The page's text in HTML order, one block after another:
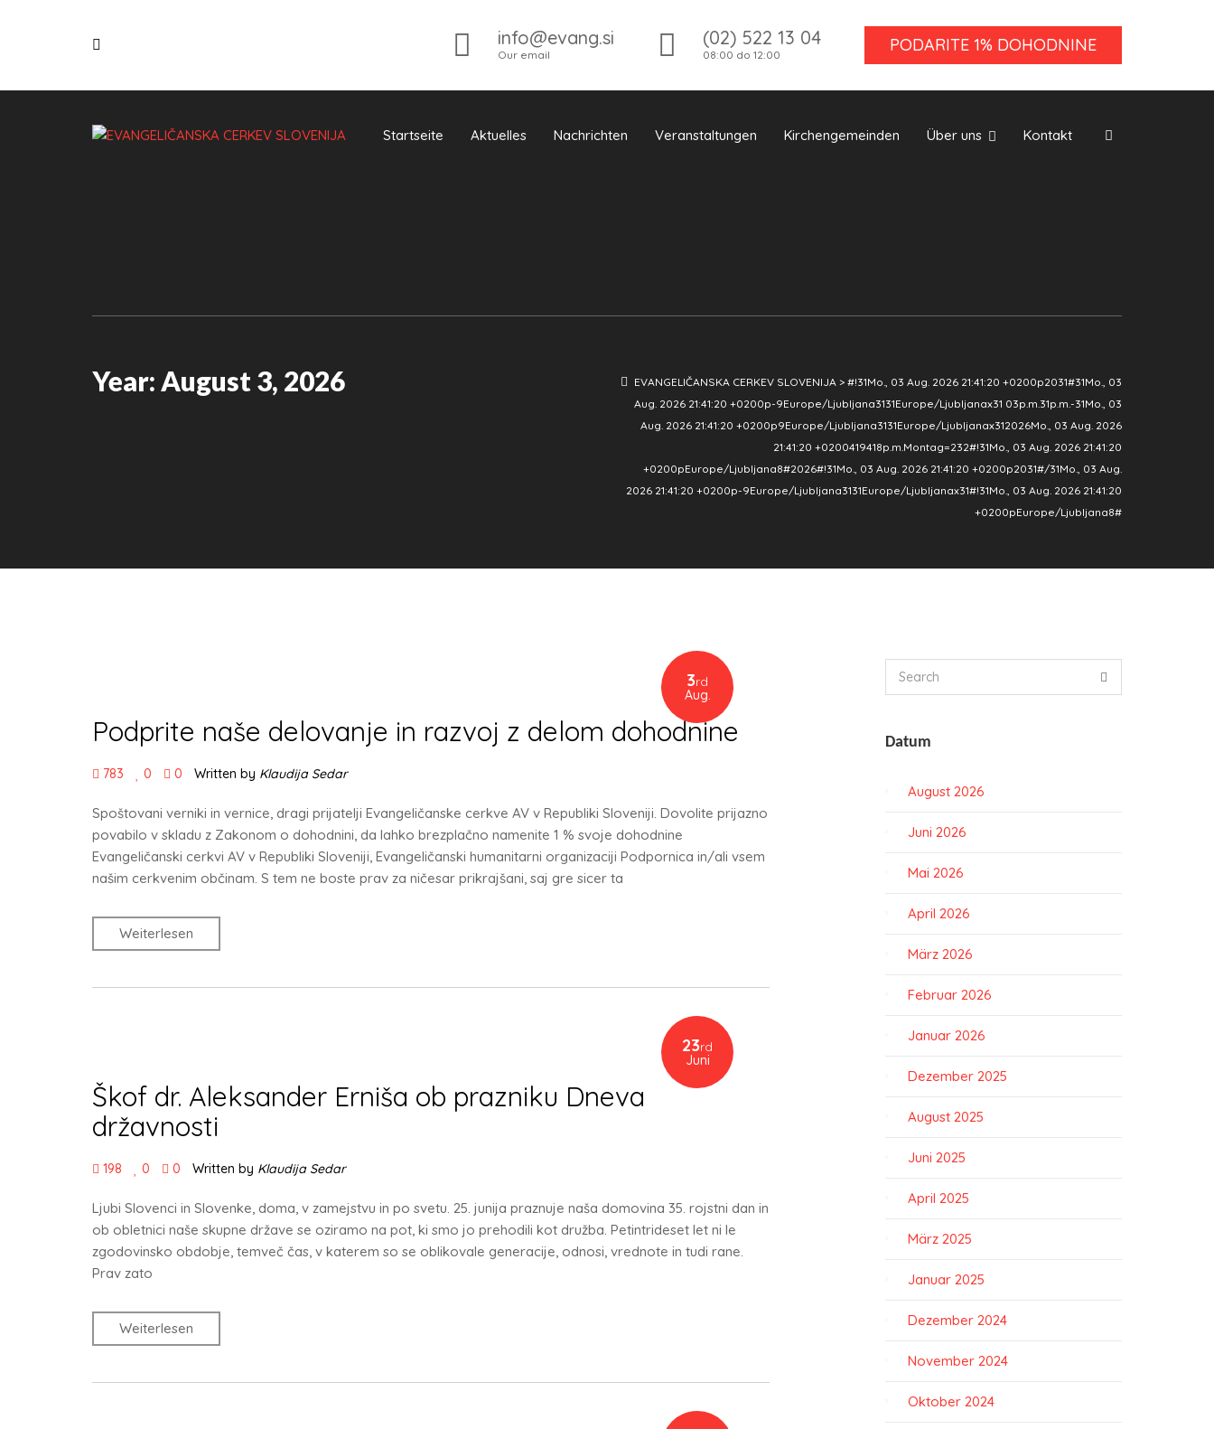
info@evang.si
Our email
(02) 522 13 04
08:00 do 12:00 PODARITE 1% DOHODNINE
Startseite Aktuelles Nachrichten Veranstaltungen Kirchengemeinden Über uns Kontakt
Year: August 3, 2026 EVANGELIČANSKA CERKEV SLOVENIJA > #!31Mo., 03 Aug. 2026 21:41:20 +0200p2031#31Mo., 03
Aug. 2026 21:41:20 +0200p-9Europe/Ljubljana3131Europe/Ljubljanax31 03p.m.31p.m.-31Mo., 03
Aug. 2026 21:41:20 +0200p9Europe/Ljubljana3131Europe/Ljubljanax312026Mo., 03 Aug. 2026
21:41:20 +0200419418p.m.Montag=232#!31Mo., 03 Aug. 2026 21:41:20
+0200pEurope/Ljubljana8#2026#!31Mo., 03 Aug. 2026 21:41:20 +0200p2031#/31Mo., 03 Aug.
2026 21:41:20 +0200p-9Europe/Ljubljana3131Europe/Ljubljanax31#!31Mo., 03 Aug. 2026 21:41:20
+0200pEurope/Ljubljana8#
3rd
Aug.
Podprite naše delovanje in razvoj z delom dohodnine
783 0 0 Written by Klaudija Sedar
Spoštovani verniki in vernice, dragi prijatelji Evangeličanske cerkve AV v Republiki Sloveniji. Dovolite prijazno
povabilo v skladu z Zakonom o dohodnini, da lahko brezplačno namenite 1 % svoje dohodnine
Evangeličanski cerkvi AV v Republiki Sloveniji, Evangeličanski humanitarni organizaciji Podpornica in/ali vsem
našim cerkvenim občinam. S tem ne boste prav za ničesar prikrajšani, saj gre sicer ta
Weiterlesen
23rd
Juni
Škof dr. Aleksander Erniša ob prazniku Dneva
državnosti
198 0 0 Written by Klaudija Sedar
Ljubi Slovenci in Slovenke, doma, v zamejstvu in po svetu. 25. junija praznuje naša domovina 35. rojstni dan in
ob obletnici naše skupne države se oziramo na pot, ki smo jo prehodili kot družba. Petintrideset let ni le
zgodovinsko obdobje, temveč čas, v katerem so se oblikovale generacije, odnosi, vrednote in tudi rane.
Prav zato
Weiterlesen
Datum
August 2026
Juni 2026
Mai 2026
April 2026
März 2026
Februar 2026
Januar 2026
Dezember 2025
August 2025
Juni 2025
April 2025
März 2025
Januar 2025
Dezember 2024
November 2024
Oktober 2024